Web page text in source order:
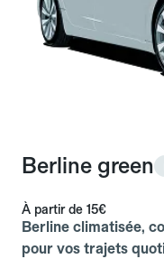
Berline green
À partir de 15€
Berline climatisée,
pour vos trajets